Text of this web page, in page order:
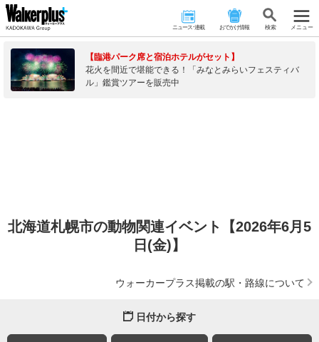
ニュース･連載 おでかけ情報 検 索 メニュー
【臨港パーク席と宿泊ホテルがセット】
花火を間近で堪能できる！「みなとみらいフェスティバ
ル」鑑賞ツアーを販売中
北海道札幌市の動物関連イベント【2026年6月5
日(金)】
ウォーカープラス掲載の駅・路線について
日付から探す